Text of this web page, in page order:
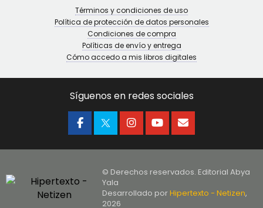
Términos y condiciones de uso
Política de protección de datos personales
Condiciones de compra
Políticas de envío y entrega
Cómo accedo a mis libros digitales
Síguenos en redes sociales
© Derechos reservados. Editorial Abya
Yala
Desarrollado porHipertexto - Netizen,
2026